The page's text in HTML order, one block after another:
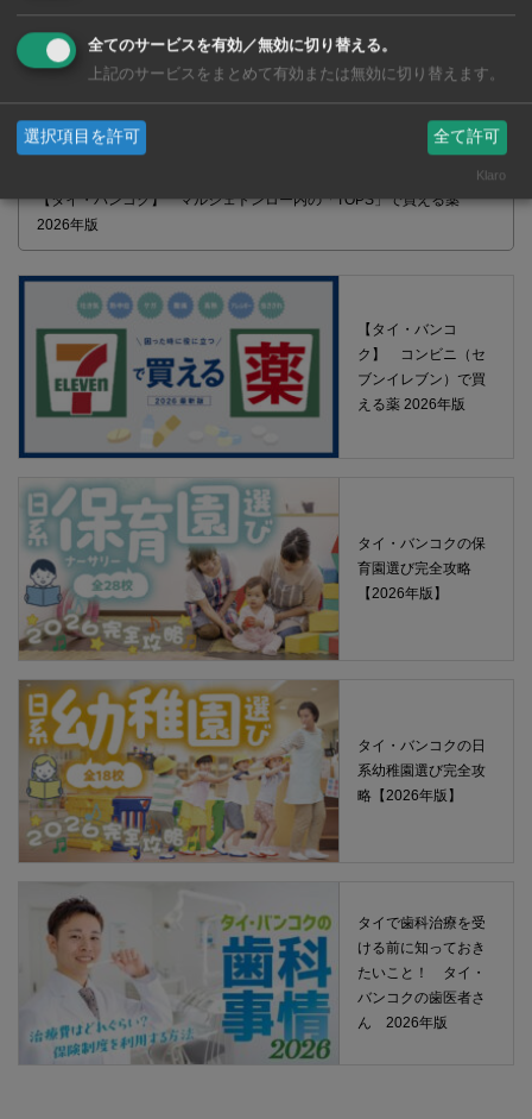
【タイ・バンコク】 マルシェトンロー内の「TOPS」で買える薬
2026年版
【タイ・バンコ
ク】 コンビニ（セ
ブンイレブン）で買
える薬 2026年版
タイ・バンコクの保
育園選び完全攻略
【2026年版】
タイ・バンコクの日
系幼稚園選び完全攻
略【2026年版】
タイで歯科治療を受
ける前に知っておき
たいこと！ タイ・
バンコクの歯医者さ
ん 2026年版
全てのサービスを有効／無効に切り替える。
上記のサービスをまとめて有効または無効に切り替えます。
選択項目を許可 全て許可
Klaro